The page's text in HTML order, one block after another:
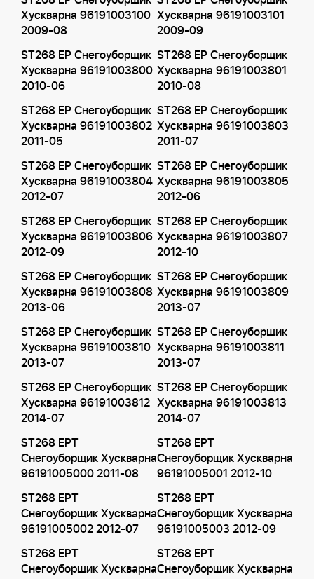
Хускварна 96191003100
2009-08
Хускварна 96191003101
2009-09
ST268 EP Снегоуборщик
Хускварна 96191003800
2010-06
ST268 EP Снегоуборщик
Хускварна 96191003801
2010-08
ST268 EP Снегоуборщик
Хускварна 96191003802
2011-05
ST268 EP Снегоуборщик
Хускварна 96191003803
2011-07
ST268 EP Снегоуборщик
Хускварна 96191003804
2012-07
ST268 EP Снегоуборщик
Хускварна 96191003805
2012-06
ST268 EP Снегоуборщик
Хускварна 96191003806
2012-09
ST268 EP Снегоуборщик
Хускварна 96191003807
2012-10
ST268 EP Снегоуборщик
Хускварна 96191003808
2013-06
ST268 EP Снегоуборщик
Хускварна 96191003809
2013-07
ST268 EP Снегоуборщик
Хускварна 96191003810
2013-07
ST268 EP Снегоуборщик
Хускварна 96191003811
2013-07
ST268 EP Снегоуборщик
Хускварна 96191003812
2014-07
ST268 EP Снегоуборщик
Хускварна 96191003813
2014-07
ST268 EPT
Снегоуборщик Хускварна
96191005000 2011-08
ST268 EPT
Снегоуборщик Хускварна
96191005001 2012-10
ST268 EPT
Снегоуборщик Хускварна
96191005002 2012-07
ST268 EPT
Снегоуборщик Хускварна
96191005003 2012-09
ST268 EPT
Снегоуборщик Хускварна
ST268 EPT
Снегоуборщик Хускварна